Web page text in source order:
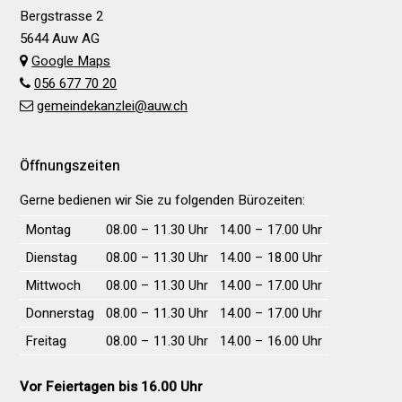
Bergstrasse 2
5644 Auw AG
Google Maps
056 677 70 20
gemeindekanzlei@auw.ch
Öffnungszeiten
Gerne bedienen wir Sie zu folgenden Bürozeiten:
Wochentag
Vormittag Nachmittag
Montag 08.00 – 11.30 Uhr
14.00 – 17.00 Uhr
Dienstag
08.00 – 11.30 Uhr
14.00 – 18.00 Uhr
Mittwoch
08.00 – 11.30 Uhr
14.00 – 17.00 Uhr
Donnerstag
08.00 – 11.30 Uhr
14.00 – 17.00 Uhr
Freitag
08.00 – 11.30 Uhr 14.00 – 16.00 Uhr
Vor Feiertagen bis 16.00 Uhr